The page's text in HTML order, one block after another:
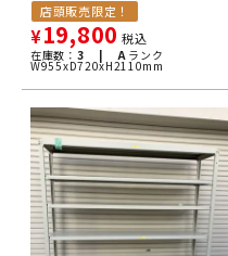
店頭販売限定！
¥19,800 税込
在庫数： 3 | A ランク
W955xD720xH2110mm